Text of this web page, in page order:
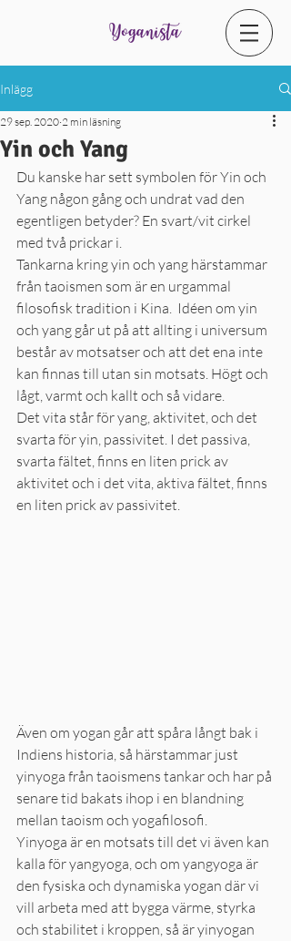
Inlägg
Yin och Yang
29 sep. 2020 2 min läsning
Du kanske har sett symbolen för Yin och
Yang någon gång och undrat vad den
egentligen betyder? En svart/vit cirkel
med två prickar i.
Tankarna kring yin och yang härstammar
från taoismen som är en urgammal
filosofisk tradition i Kina.  Idéen om yin
och yang går ut på att allting i universum
består av motsatser och att det ena inte
kan finnas till utan sin motsats. Högt och
lågt, varmt och kallt och så vidare.
Det vita står för yang, aktivitet, och det
svarta för yin, passivitet. I det passiva,
svarta fältet, finns en liten prick av
aktivitet och i det vita, aktiva fältet, finns
en liten prick av passivitet.
Även om yogan går att spåra långt bak i
Indiens historia, så härstammar just
yinyoga från taoismens tankar och har på
senare tid bakats ihop i en blandning
mellan taoism och yogafilosofi.
Yinyoga är en motsats till det vi även kan
kalla för yangyoga, och om yangyoga är
den fysiska och dynamiska yogan där vi
vill arbeta med att bygga värme, styrka
och stabilitet i kroppen, så är yinyogan